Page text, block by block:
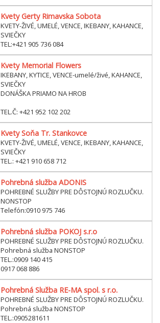
Kvety Gerty Rimavska Sobota
KVETY-ŽIVÉ, UMELÉ, VENCE, IKEBANY, KAHANCE,
SVIEČKY
TEL:+421 905 736 084
Kvety Memorial Flowers
IKEBANY, KYTICE, VENCE-umelé/živé, KAHANCE,
SVIEČKY
DONÁŠKA PRIAMO NA HROB
TEL.Č: +421 952 102 202
Kvety Soňa Tr. Stankovce
KVETY-ŽIVÉ, UMELÉ, VENCE, IKEBANY, KAHANCE,
SVIEČKY
TEL.: +421 910 658 712
Pohrebná služba ADONIS
POHREBNÉ SLUŽBY PRE DÔSTOJNÚ ROZLUČKU.
NONSTOP
Telefón:0910 975 746
Pohrebná služba POKOJ s.r.o
POHREBNÉ SLUŽBY PRE DÔSTOJNÚ ROZLUČKU.
Pohrebná služba NONSTOP
TEL.:0909 140 415
0917 068 886
Pohrebná Služba RE-MA spol. s r.o.
POHREBNÉ SLUŽBY PRE DÔSTOJNÚ ROZLUČKU.
Pohrebná služba NONSTOP
TEL.:0905281611